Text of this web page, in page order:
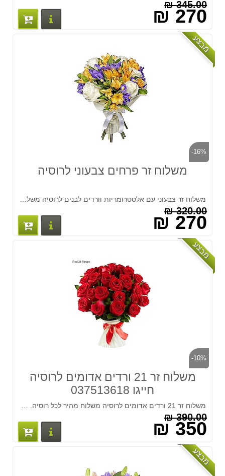
345.00 ₪
270 ₪ פרטים
מבצע
-16%
משלוח זר פרחים צבעוני לרוסיה
משלוח זר צבעוני עם אלסטרומריות וורדים לבנים לרוסיה משלוח מהיר לכל רוסיה. המחיר כולל משלוח!!! חייגו 037513618
320.00 ₪
270 ₪ פרטים
מבצע
-10%
משלוח זר 21 ורדים אדומים לרוסיה
חייגו 037513618
390.00 ₪
350 ₪ פרטים
מבצע